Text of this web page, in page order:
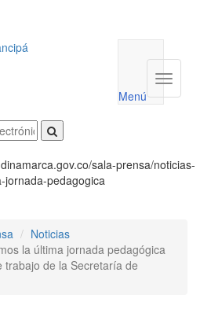
utilidades
Menú
Menú
sala-prensa/noticias-
jornada-pedagogica
Noticias
la última jornada pedagógica
trabajo de la Secretaría de